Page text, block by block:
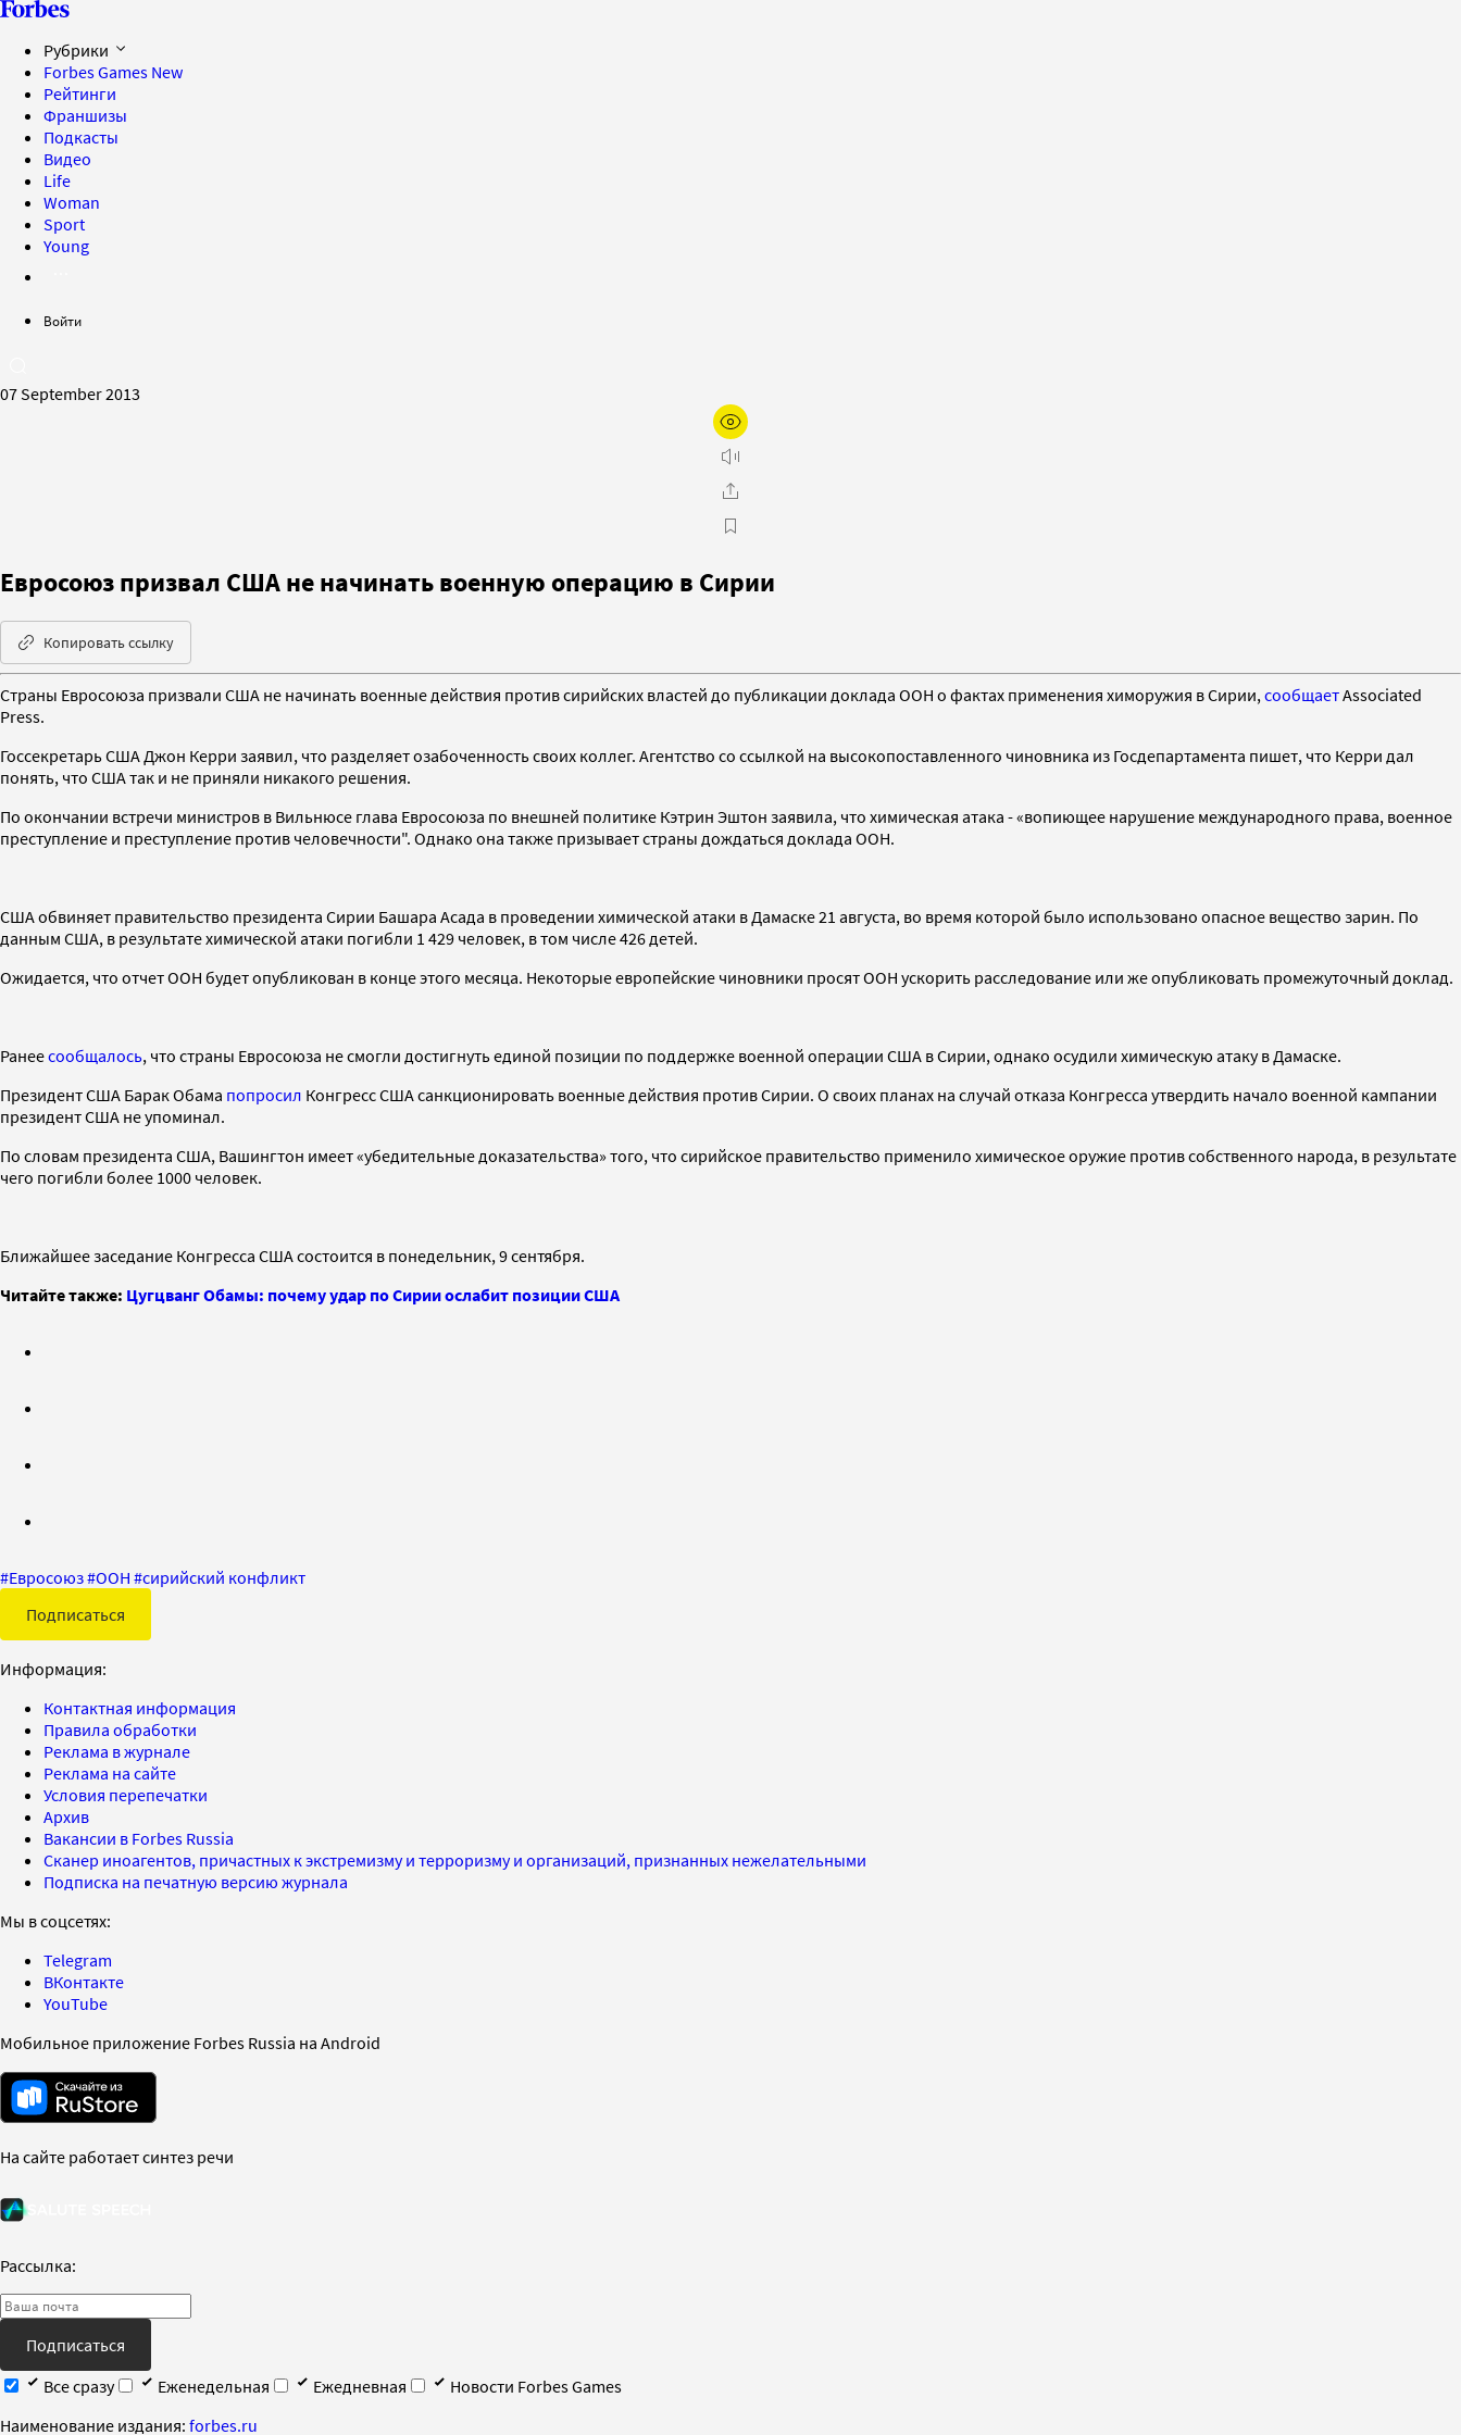
Рубрики
Forbes Games New
Рейтинги
Франшизы
Подкасты
Видео
Life
Woman
Sport
Young
Войти
07 September 2013
Евросоюз призвал США не начинать военную операцию в Сирии
Копировать ссылку
Страны Евросоюза призвали США не начинать военные действия против сирийских властей до публикации доклада ООН о фактах применения химоружия в Сирии, сообщаетAssociated
Press.
Госсекретарь США Джон Керри заявил, что разделяет озабоченность своих коллег. Агентство со ссылкой на высокопоставленного чиновника из Госдепартамента пишет, что Керри дал
понять, что США так и не приняли никакого решения.
По окончании встречи министров в Вильнюсе глава Евросоюза по внешней политике Кэтрин Эштон заявила, что химическая атака - «вопиющее нарушение международного права, военное
преступление и преступление против человечности". Однако она также призывает страны дождаться доклада ООН.
США обвиняет правительство президента Сирии Башара Асада в проведении химической атаки в Дамаске 21 августа, во время которой было использовано опасное вещество зарин. По
данным США, в результате химической атаки погибли 1 429 человек, в том числе 426 детей.
Ожидается, что отчет ООН будет опубликован в конце этого месяца. Некоторые европейские чиновники просят ООН ускорить расследование или же опубликовать промежуточный доклад.
Ранеесообщалось, что страны Евросоюза не смогли достигнуть единой позиции по поддержке военной операции США в Сирии, однако осудили химическую атаку в Дамаске.
Президент США Барак Обама попросил Конгресс США санкционировать военные действия против Сирии. О своих планах на случай отказа Конгресса утвердить начало военной кампании
президент США не упоминал.
По словам президента США, Вашингтон имеет «убедительные доказательства» того, что сирийское правительство применило химическое оружие против собственного народа, в результате
чего погибли более 1000 человек.
Ближайшее заседание Конгресса США состоится в понедельник, 9 сентября.
Читайте также: Цугцванг Обамы: почему удар по Сирии ослабит позиции США
#Евросоюз#ООН #сирийский конфликт
Подписаться
Информация:
Контактная информация
Правила обработки
Реклама в журнале
Реклама на сайте
Условия перепечатки
Архив
Вакансии в Forbes Russia
Сканер иноагентов, причастных к экстремизму и терроризму и организаций, признанных нежелательными
Подписка на печатную версию журнала
Мы в соцсетях:
Telegram
ВКонтакте
YouTube
Мобильное приложение Forbes Russia на Android
На сайте работает синтез речи
Рассылка:
Подписаться
Все сразу
Еженедельная Ежедневная
Новости Forbes Games
Наименование издания: forbes.ru